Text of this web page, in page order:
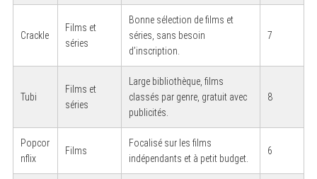
Crackle
Films et
séries
Bonne sélection de films et
séries, sans besoin
d’inscription.
7
Tubi
Films et
séries
Large bibliothèque, films
classés par genre, gratuit avec
publicités.
8
Popcor
nflix
Films
Focalisé sur les films
indépendants et à petit budget.
6